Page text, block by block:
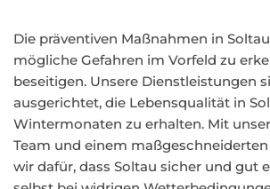
Die präventiven Maßnahmen in
mögliche Gefahren im Vorfeld zu
beseitigen. Unsere Dienstleistungen
ausgerichtet, die Lebensqualität in
Wintermonaten zu erhalten. Mit
Team und einem
wir dafür, dass Soltau sicher und gut